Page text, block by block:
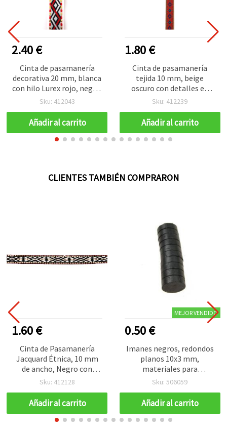
2.40 €
Cinta de pasamanería
decorativa 20 mm, blanca
con hilo Lurex rojo, negro,
blanco y dorado - 5 m
Sku: 412043
Añadir al carrito
1.80 €
Cinta de pasamanería
tejida 10 mm, beige
oscuro con detalles en
rojo y azul - 5 m
Sku: 412239
Añadir al carrito
CLIENTES TAMBIÉN COMPRARON
1.60 €
Cinta de Pasamanería
Jacquard Étnica, 10 mm
de ancho, Negro con
Blanco, Rojo, Verde y
Sku: 412128
Añadir al carrito
MEJOR VENDIDO
0.50 €
Imanes negros, redondos
planos 10x3 mm,
materiales para
manualidades, imanes
Sku: 506059
Añadir al carrito